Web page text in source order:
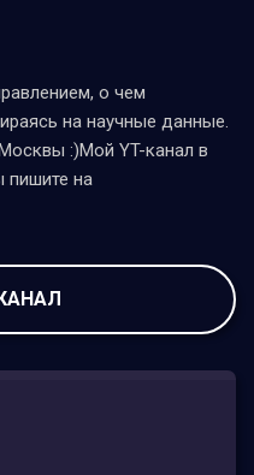
о чем
на научные данные.
:)Мой YT-канал в
пишите на